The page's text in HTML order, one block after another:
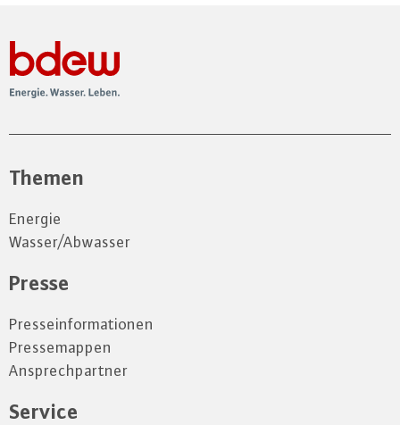
Themen
Energie
Wasser/Abwasser
Presse
Presseinformationen
Pressemappen
Ansprechpartner
Service